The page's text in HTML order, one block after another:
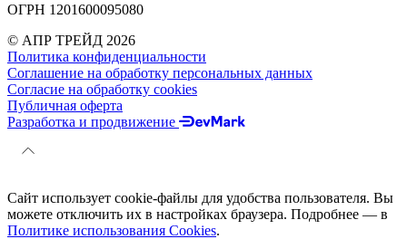
ОГРН 1201600095080
© АПР ТРЕЙД 2026
Политика конфиденциальности
Соглашение на обработку персональных данных
Согласие на обработку cookies
Публичная оферта
Разработка и продвижение
Сайт использует cookie-файлы для удобства пользователя. Вы
можете отключить их в настройках браузера. Подробнее — в
Политике использования Cookies.